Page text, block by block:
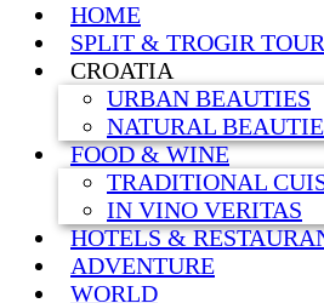
HOME
SPLIT & TROGIR
CROATIA
URBAN BEAUTIES
NATURAL
FOOD & WINE
TRADITIONAL
IN VINO VERITAS
HOTELS &
ADVENTURE
WORLD